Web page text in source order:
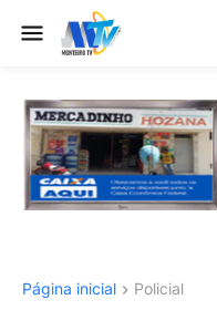
Página inicial Policial